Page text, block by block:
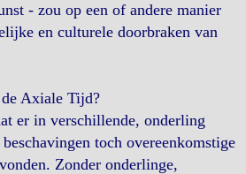
- zou op een of andere manier
en culturele doorbraken van
Axiale Tijd?
er in verschillende, onderling
toch overeenkomstige
Zonder onderlinge,